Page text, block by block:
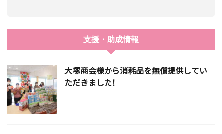
支援・助成情報
大塚商会様から消耗品を無償提供してい
ただきました！